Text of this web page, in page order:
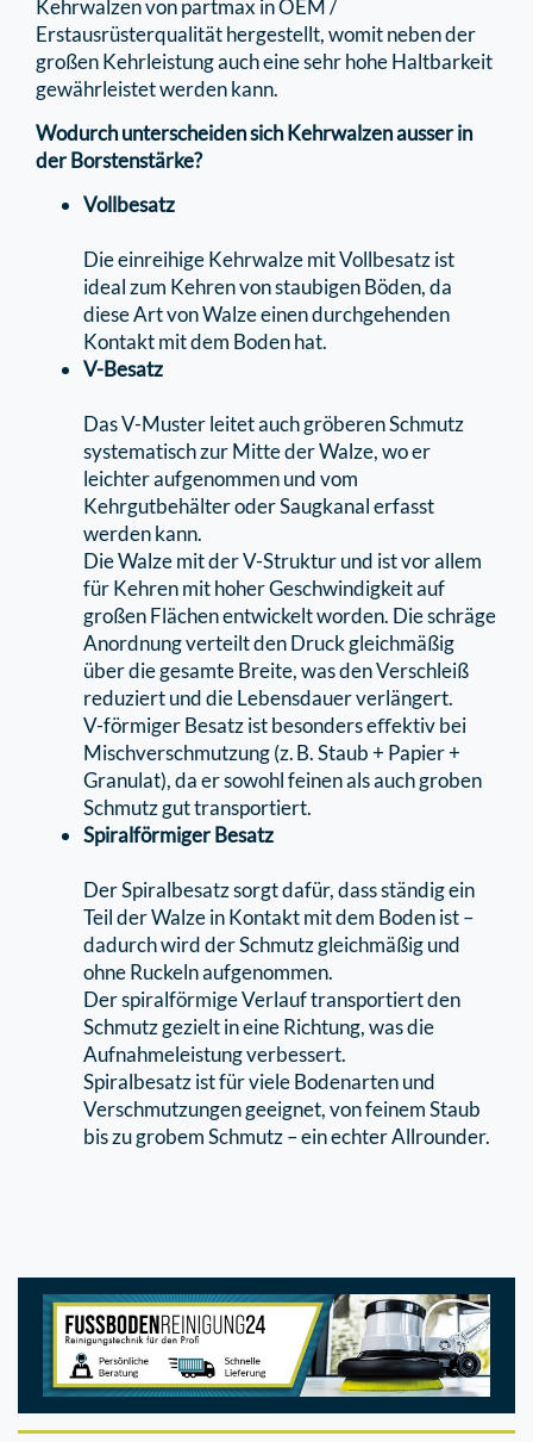
Kehrwalzen von partmax in OEM /
Erstausrüsterqualität hergestellt, womit neben der
großen Kehrleistung auch eine sehr hohe Haltbarkeit
gewährleistet werden kann.
Wodurch unterscheiden sich Kehrwalzen ausser in
der Borstenstärke?
Vollbesatz
Die einreihige Kehrwalze mit Vollbesatz ist
ideal zum Kehren von staubigen Böden, da
diese Art von Walze einen durchgehenden
Kontakt mit dem Boden hat.
V-Besatz
Das V-Muster leitet auch gröberen Schmutz
systematisch zur Mitte der Walze, wo er
leichter aufgenommen und vom
Kehrgutbehälter oder Saugkanal erfasst
werden kann.
Die Walze mit der V-Struktur und ist vor allem
für Kehren mit hoher Geschwindigkeit auf
großen Flächen entwickelt worden. Die schräge
Anordnung verteilt den Druck gleichmäßig
über die gesamte Breite, was den Verschleiß
reduziert und die Lebensdauer verlängert.
V-förmiger Besatz ist besonders eﬀektiv bei
Mischverschmutzung (z. B. Staub + Papier +
Granulat), da er sowohl feinen als auch groben
Schmutz gut transportiert.
Spiralförmiger Besatz
Der Spiralbesatz sorgt dafür, dass ständig ein
Teil der Walze in Kontakt mit dem Boden ist –
dadurch wird der Schmutz gleichmäßig und
ohne Ruckeln aufgenommen.
Der spiralförmige Verlauf transportiert den
Schmutz gezielt in eine Richtung, was die
Aufnahmeleistung verbessert.
Spiralbesatz ist für viele Bodenarten und
Verschmutzungen geeignet, von feinem Staub
bis zu grobem Schmutz – ein echter Allrounder.